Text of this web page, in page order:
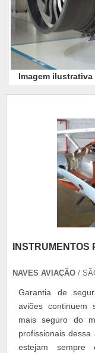
Imagem ilustrativa
NAVES AVIAÇÃO /
Garantia de
aviões continuem
mais seguro do
profissionais
estejam sempre